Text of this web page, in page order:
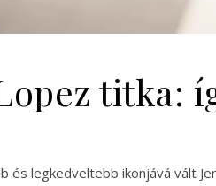
titka:
és legkedveltebb ikonjává vált